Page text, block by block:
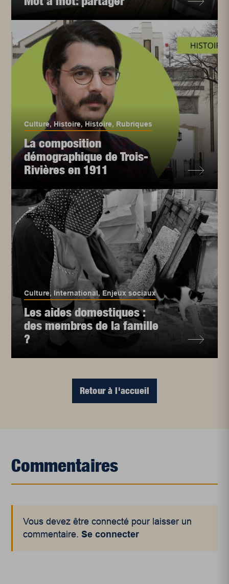
Culture, Histoire, Histoire, Rubriques
La composition
démographique de Trois-
Rivières en 1911
Culture, International, Enjeux sociaux
Les aides domestiques :
des membres de la famille
?
Retour à l'accueil
Commentaires
Vous devez être connecté pour laisser un
commentaire.Se connecter